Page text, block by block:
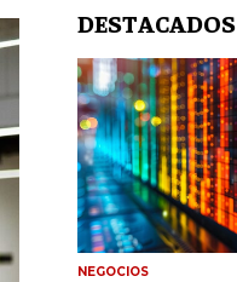
DESTACADOS
NEGOCIOS